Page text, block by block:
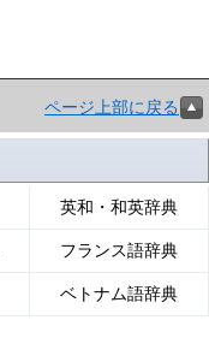
ページ上部に戻る
英和・和英辞典
フランス語辞典
ベトナム語辞典